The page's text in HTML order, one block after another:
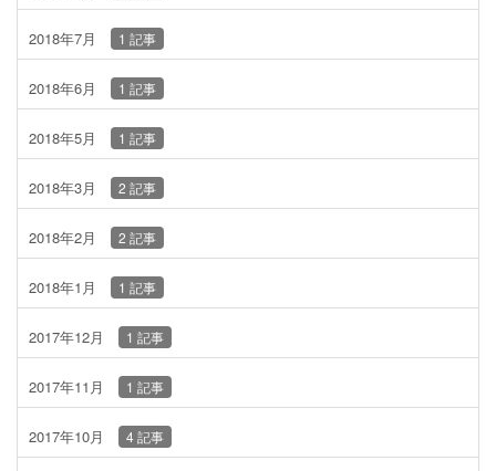
2018年7月 1 記事
2018年6月 1 記事
2018年5月 1 記事
2018年3月 2 記事
2018年2月 2 記事
2018年1月 1 記事
2017年12月 1 記事
2017年11月 1 記事
2017年10月 4 記事